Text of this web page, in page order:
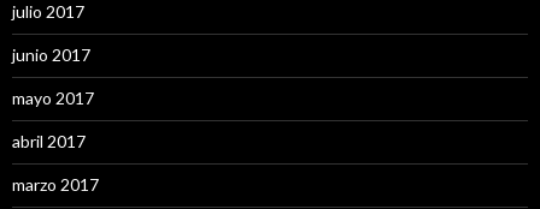
julio 2017
junio 2017
mayo 2017
abril 2017
marzo 2017